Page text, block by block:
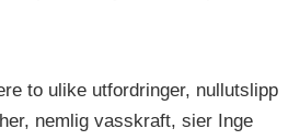
to ulike utfordringer, nullutslipp
nemlig vasskraft, sier Inge